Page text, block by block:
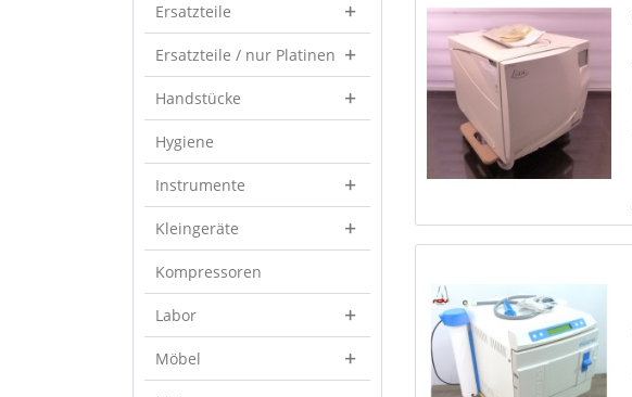
Ersatzteile
Ersatzteile / nur Platinen
Handstücke
Hygiene
Instrumente
Kleingeräte
Kompressoren
Labor
Möbel